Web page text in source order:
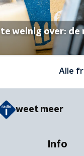
weinig over: de
Alle
weet meer
Info